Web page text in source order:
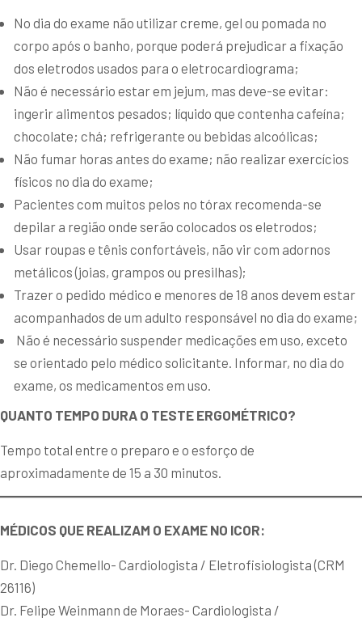
No dia do exame não utilizar creme, gel ou pomada no
corpo após o banho, porque poderá prejudicar a fixação
dos eletrodos usados para o eletrocardiograma;
Não é necessário estar em jejum, mas deve-se evitar:
ingerir alimentos pesados; líquido que contenha cafeína;
chocolate; chá; refrigerante ou bebidas alcoólicas;
Não fumar horas antes do exame; não realizar exercícios
físicos no dia do exame;
Pacientes com muitos pelos no tórax recomenda-se
depilar a região onde serão colocados os eletrodos;
Usar roupas e tênis confortáveis, não vir com adornos
metálicos (joias, grampos ou presilhas);
Trazer o pedido médico e menores de 18 anos devem estar
acompanhados de um adulto responsável no dia do exame;
Não é necessário suspender medicações em uso, exceto
se orientado pelo médico solicitante. Informar, no dia do
exame, os medicamentos em uso.
QUANTO TEMPO DURA O TESTE ERGOMÉTRICO?
Tempo total entre o preparo e o esforço de
aproximadamente de 15 a 30 minutos.
MÉDICOS QUE REALIZAM O EXAME NO ICOR:
Dr. Diego Chemello- Cardiologista / Eletrofisiologista (CRM
26116)
Dr. Felipe Weinmann de Moraes- Cardiologista /